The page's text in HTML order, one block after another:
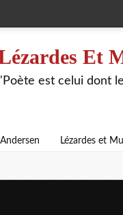
Et
est celui dont
Lézardes et